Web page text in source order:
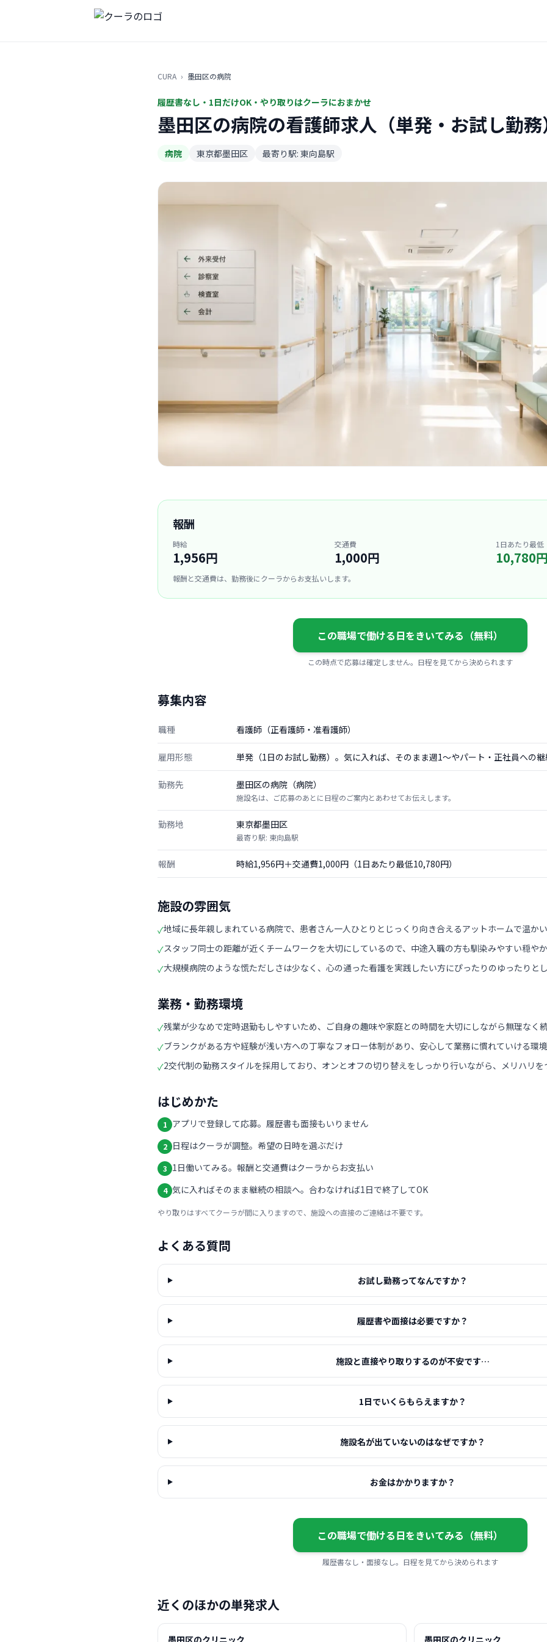
CURA › 墨田区の病院
履歴書なし・1日だけOK・やり取りはクーラにおまかせ
墨田区の病院の看護師求人（単発・お試し勤務
病院 東京都墨田区 最寄り駅: 東向島駅
報酬
時給
1,956円
交通費
1,000円
1日あたり最低
10,780円
報酬と交通費は、勤務後にクーラからお支払いします。
この職場で働ける日をきいてみる（無料）
この時点で応募は確定しません。日程を見てから決められます
募集内容
職種 看護師（正看護師・准看護師）
雇用形態 単発（1日のお試し勤務）。気に入れば、そのまま週1〜やパート・正社員への継
勤務先 墨田区の病院（病院）
施設名は、ご応募のあとに日程のご案内とあわせてお伝えします。
勤務地 東京都墨田区
最寄り駅: 東向島駅
報酬 時給1,956円＋交通費1,000円（1日あたり最低10,780円）
施設の雰囲気
✓地域に長年親しまれている病院で、患者さん一人ひとりとじっくり向き合えるアットホームで温かい
✓スタッフ同士の距離が近くチームワークを大切にしているので、中途入職の方も馴染みやすい穏やか
✓大規模病院のような慌ただしさは少なく、心の通った看護を実践したい方にぴったりのゆったりと
業務・勤務環境
✓残業が少なめで定時退勤もしやすいため、ご自身の趣味や家庭との時間を大切にしながら無理なく続
✓ブランクがある方や経験が浅い方への丁寧なフォロー体制があり、安心して業務に慣れていける環境
✓2交代制の勤務スタイルを採用しており、オンとオフの切り替えをしっかり行いながら、メリハリを
はじめかた
1 アプリで登録して応募。履歴書も面接もいりません
2 日程はクーラが調整。希望の日時を選ぶだけ
3 1日働いてみる。報酬と交通費はクーラからお支払い
4 気に入ればそのまま継続の相談へ。合わなければ1日で終了してOK
やり取りはすべてクーラが間に入りますので、施設への直接のご連絡は不要です。
よくある質問
お試し勤務ってなんですか？
履歴書や面接は必要ですか？
施設と直接やり取りするのが不安です…
1日でいくらもらえますか？
施設名が出ていないのはなぜですか？
お金はかかりますか？
この職場で働ける日をきいてみる（無料）
履歴書なし・面接なし。日程を見てから決められます
近くのほかの単発求人